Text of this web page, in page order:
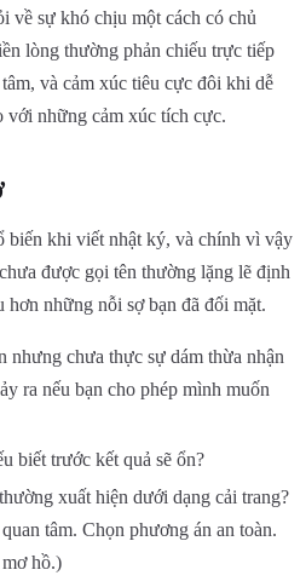
về sự khó chịu một cách có chủ
lòng thường phản chiếu trực tiếp
và cảm xúc tiêu cực đôi khi dễ
với những cảm xúc tích cực.
biến khi viết nhật ký, và chính vì vậy
được gọi tên thường lặng lẽ định
hơn những nỗi sợ bạn đã đối mặt.
nhưng chưa thực sự dám thừa nhận
ra nếu bạn cho phép mình muốn
biết trước kết quả sẽ ổn?
xuất hiện dưới dạng cải trang?
tâm. Chọn phương án an toàn.
hồ.)